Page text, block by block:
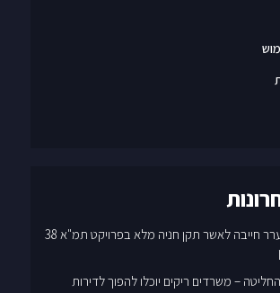
ועדת הערר חייבה לאשר תקן חניה מלא בפרויקט תמ"א 38
– משרדים ריקים יוכלו להפוך לדירות